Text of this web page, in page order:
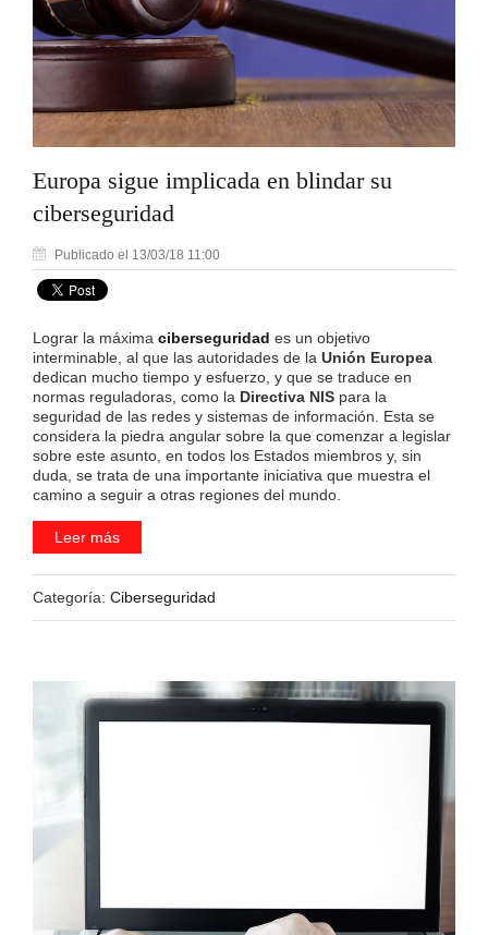
Europa sigue implicada en blindar su
ciberseguridad
Publicado el 13/03/18 11:00
Lograr la máxima ciberseguridad es un objetivo
interminable, al que las autoridades de la Unión Europea
dedican mucho tiempo y esfuerzo, y que se traduce en
normas reguladoras, como la Directiva NIS para la
seguridad de las redes y sistemas de información. Esta se
considera la piedra angular sobre la que comenzar a legislar
sobre este asunto, en todos los Estados miembros y, sin
duda, se trata de una importante iniciativa que muestra el
camino a seguir a otras regiones del mundo.
Leer más
Categoría: Ciberseguridad